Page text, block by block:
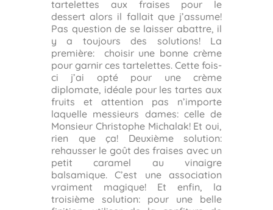
tartelettes aux fraises pour le
dessert alors il fallait que j’assume!
Pas question de se laisser abattre, il
y a toujours des solutions! La
première: choisir une bonne crème
pour garnir ces tartelettes. Cette fois-
ci j’ai opté pour une crème
diplomate, idéale pour les tartes aux
fruits et attention pas n’importe
laquelle messieurs dames: celle de
Monsieur Christophe Michalak! Et oui,
rien que ça! Deuxième solution:
rehausser le goût des fraises avec un
petit caramel au vinaigre
balsamique. C’est une association
vraiment magique! Et enfin, la
troisième solution: pour une belle